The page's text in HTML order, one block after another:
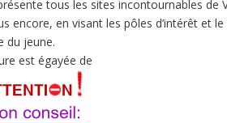
tous les sites incontournables de
encore, en visant les pôles d’intérêt et le
du jeune.
est égayée de